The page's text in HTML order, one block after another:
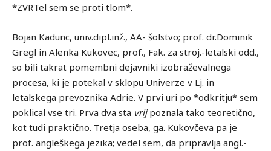
*ZVRTel sem se proti tlom*.
Bojan Kadunc, univ.dipl.inž., AA- šolstvo; prof. dr.Dominik
Gregl in Alenka Kukovec, prof., Fak. za stroj.-letalski odd.,
so bili takrat pomembni dejavniki izobraževalnega
procesa, ki je potekal v sklopu Univerze v Lj. in
letalskega prevoznika Adrie. V prvi uri po *odkritju* sem
poklical vse tri. Prva dva sta vrijpoznala tako teoretično,
kot tudi praktično. Tretja oseba, ga. Kukovčeva pa je
prof. angleškega jezika; vedel sem, da pripravlja angl.-